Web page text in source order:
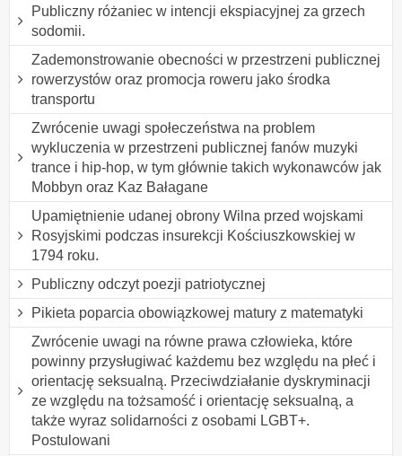
Publiczny różaniec w intencji ekspiacyjnej za grzech
sodomii.
Zademonstrowanie obecności w przestrzeni publicznej
rowerzystów oraz promocja roweru jako środka
transportu
Zwrócenie uwagi społeczeństwa na problem
wykluczenia w przestrzeni publicznej fanów muzyki
trance i hip-hop, w tym głównie takich wykonawców jak
Mobbyn oraz Kaz Bałagane
Upamiętnienie udanej obrony Wilna przed wojskami
Rosyjskimi podczas insurekcji Kościuszkowskiej w
1794 roku.
Publiczny odczyt poezji patriotycznej
Pikieta poparcia obowiązkowej matury z matematyki
Zwrócenie uwagi na równe prawa człowieka, które
powinny przysługiwać każdemu bez względu na płeć i
orientację seksualną. Przeciwdziałanie dyskryminacji
ze względu na tożsamość i orientację seksualną, a
także wyraz solidarności z osobami LGBT+.
Postulowani